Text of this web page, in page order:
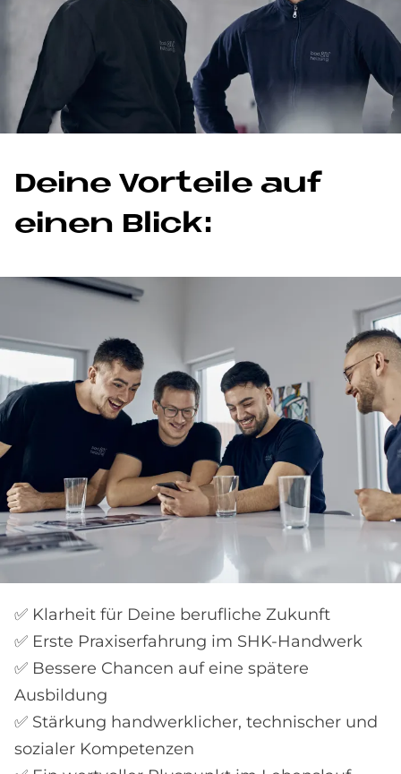
De­i­ne Vor­teile auf
einen Bli­ck:
✅ Klarheit für Deine berufliche Zukunft
✅ Erste Praxiserfahrung im SHK-Handwerk
✅ Bessere Chancen auf eine spätere
Ausbildung
✅ Stärkung handwerklicher, technischer und
sozialer Kompetenzen